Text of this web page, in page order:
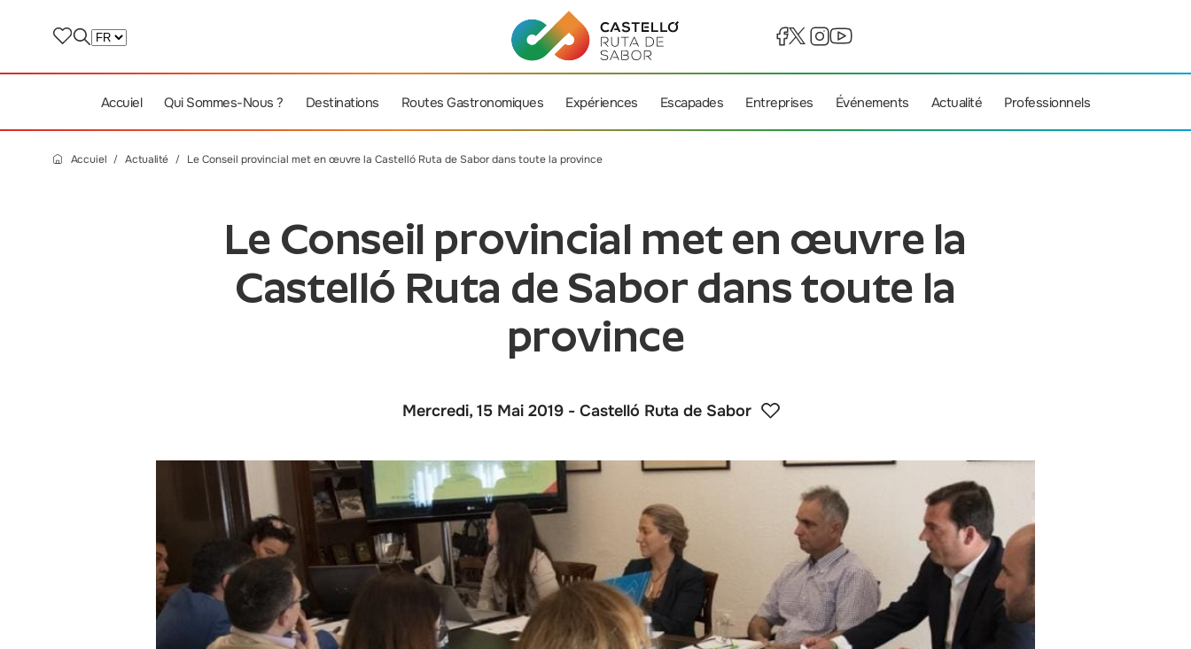
Accuiel Qui Sommes-Nous ? Destinations Routes Gastronomiques Expériences Escapades Entreprises Événements Actualité Professionnels
Accuiel Actualité Le Conseil provincial met en œuvre la Castelló Ruta de Sabor dans toute la province
Le Conseil provincial met en œuvre la
Castelló Ruta de Sabor dans toute la
province
Mercredi, 15 Mai 2019 - Castelló Ruta de Sabor